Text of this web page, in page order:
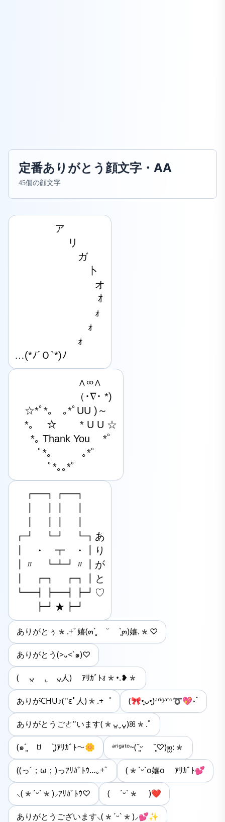
定番ありがとう顔文字・AA
45個の顔文字
ア
リ
ガ
卜
オ
ｵ
ｫ
ｫ
ｫ
…(*ﾉ´Ｏ`*)ﾉ
∧∞∧
（･∇･ *)
☆*ﾟ*｡　｡*ﾟUU )～
*｡　 ☆　 　* U U ☆
*｡ Thank You　 *ﾟ
ﾟ*｡　　　｡*ﾟ
ﾟ*｡｡*ﾟ
┏━┓┏━┓
┏┛　┗┛　┗┓あ
┃　・　┳　・┃り
┃〃　┗┻┛〃┃が
┃　┏┓　┏┓┃と
┗━┫┣━┫┣┛♡
┣┛★┣┛
ありがとぅ*.+ﾟ嬉(๓´͈ ˘ `͈๓)嬉.*♡
ありがとう(>᎑<`๑)♡
( ᴗ̤ .̮ ᴗ̤人) ｱﾘｶﾞﾄｫ*•.❥*
ありがCHU♪(''εﾟ人)*.+゜ (🎀•͈ᴗ•͈)ᵃʳⁱᵍᵃᵗᵒ➰💖॰ॱ
ありがとうごㄜ"います(*ᴗ͈ˬᴗ͈)ꕤ*.ﾟ
(๑ˊ͈ ꇴ ˋ͈)ｱﾘｶﾞﾄ〜🌼 ᵃʳⁱᵍᵃᵗᵒ~(˘͈ᵕ ˘͈♡)ஐ:*
((っ´；ω；)っｱﾘｶﾞﾄｳ…｡+ﾟ (*ˊᵕˋo嬉o ｱﾘｶﾞﾄ💕
⸜(*ˊᵕˋ*)⸝‬ｱﾘｶﾞﾄｳ♡ ( ´ᵕ`* )‪‪❤︎
ありがとうございます‪⸜(*ˊᵕˋ*)⸝‬💕✨